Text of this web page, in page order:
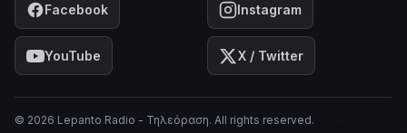
Facebook Instagram
YouTube X / Twitter
© 2026 Lepanto Radio - Τηλεόραση. All rights reserved.